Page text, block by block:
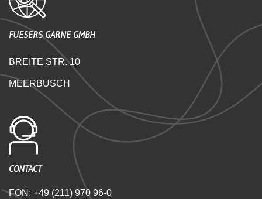
FUESERSGARNE GMBH
BREITE STR. 10
MEERBUSCH
CONTACT
FON: +49 (211) 970 96-0